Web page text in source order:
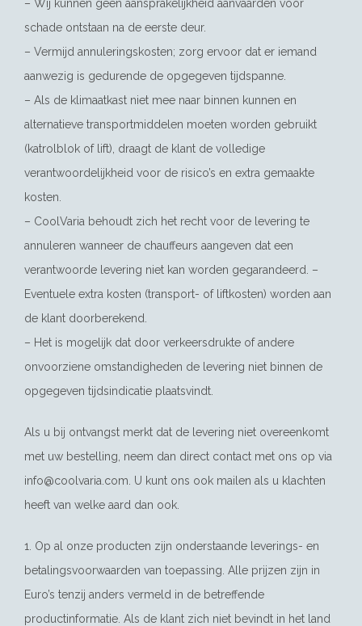
– Wij kunnen geen aansprakelijkheid aanvaarden voor
schade ontstaan na de eerste deur.
– Vermijd annuleringskosten; zorg ervoor dat er iemand
aanwezig is gedurende de opgegeven tijdspanne.
– Als de klimaatkast niet mee naar binnen kunnen en
alternatieve transportmiddelen moeten worden gebruikt
(katrolblok of lift), draagt de klant de volledige
verantwoordelijkheid voor de risico’s en extra gemaakte
kosten.
– CoolVaria behoudt zich het recht voor de levering te
annuleren wanneer de chauffeurs aangeven dat een
verantwoorde levering niet kan worden gegarandeerd. –
Eventuele extra kosten (transport- of liftkosten) worden aan
de klant doorberekend.
– Het is mogelijk dat door verkeersdrukte of andere
onvoorziene omstandigheden de levering niet binnen de
opgegeven tijdsindicatie plaatsvindt.
Als u bij ontvangst merkt dat de levering niet overeenkomt
met uw bestelling, neem dan direct contact met ons op via
info@coolvaria.com . U kunt ons ook mailen als u klachten
heeft van welke aard dan ook.
1. Op al onze producten zijn onderstaande leverings- en
betalingsvoorwaarden van toepassing. Alle prijzen zijn in
Euro’s tenzij anders vermeld in de betreffende
productinformatie. Als de klant zich niet bevindt in het land